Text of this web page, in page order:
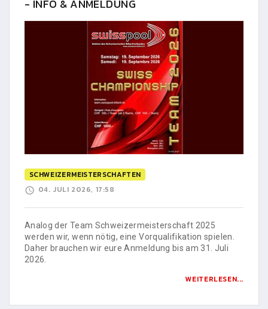
- INFO & ANMELDUNG
SCHWEIZERMEISTERSCHAFTEN
04. JULI 2026, 17:58
Analog der Team Schweizermeisterschaft 2025
werden wir, wenn nötig, eine Vorqualifikation spielen.
Daher brauchen wir eure Anmeldung bis am 31. Juli
2026.
WEITERLESEN...